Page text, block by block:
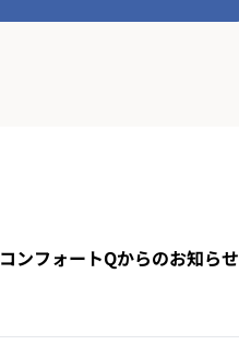
コンフォートQからのお知らせ